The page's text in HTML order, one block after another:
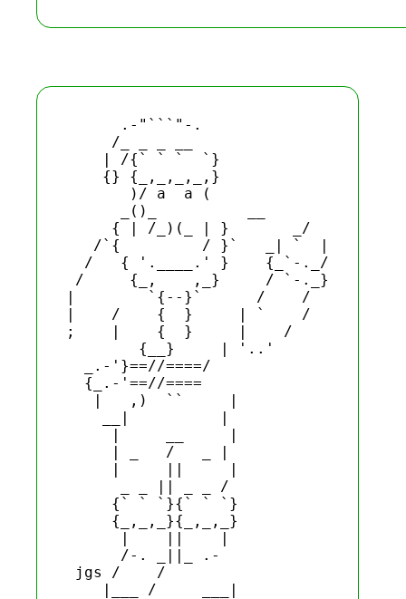
      .-"```"-.
     /_ _ _ __
    | /{` ` `  `}
    {} {_,_,_,_,}
       )/ a  a (
      _()_          __
     { | /_)(_ | }       _/
   /`{         / }`   _| `  |
  /   { '.____.' }    {_`-._/
/     {_,    ,_}     / `-._}
|        `{--}`      /    /
|    /    {  }     | `    /
;    |    {  }     |    /
        {__}     | '..'
  _.-'}==//====/
  {_.-'==//====
   |   ,)  ``     |
    __|          |
     |     __     |
     | _   /   _ |
     |     ||     |
      _ _ || _ _ /
     {` ` `}{` ` `}
     {_,_,_}{_,_,_}
      |    ||    |
      /-. _||_ .-
jgs /    /
    |___ /     ___|